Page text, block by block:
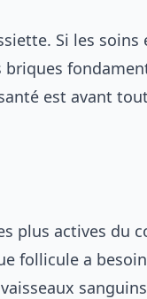
Si les
est avant
plus actives du
follicule a